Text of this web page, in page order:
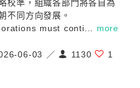
校準，組織各部門將各自為
不同方向發展。
must conti... more
06-03 ／ 1130 1